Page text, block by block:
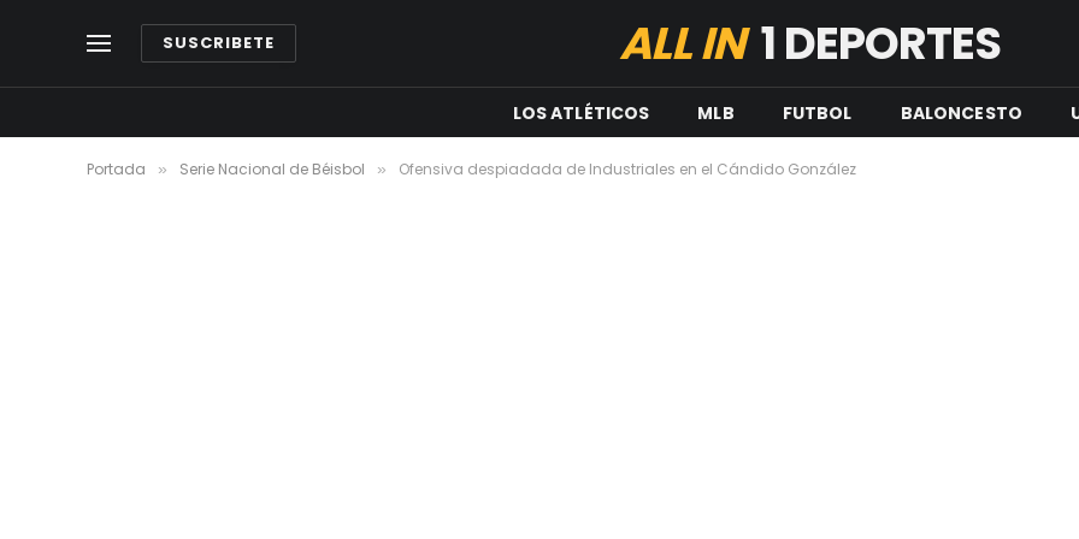
SUSCRIBETE ALL IN1 DEPORTES
LOS ATLÉTICOS MLB FUTBOL BALONCESTO
Portada » Serie Nacional de Béisbol » Ofensiva despiadada de Industriales en el Cándido González